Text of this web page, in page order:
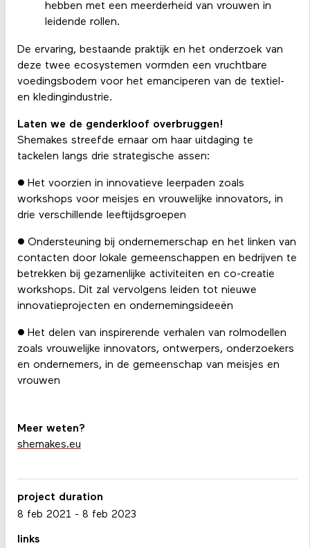
hebben met een meerderheid van vrouwen in
leidende rollen.
De ervaring, bestaande praktijk en het onderzoek van
deze twee ecosystemen vormden een vruchtbare
voedingsbodem voor het emanciperen van de textiel-
en kledingindustrie.
Laten we de genderkloof overbruggen!
Shemakes streefde ernaar om haar uitdaging te
tackelen langs drie strategische assen:
● Het voorzien in innovatieve leerpaden zoals
workshops voor meisjes en vrouwelijke innovators, in
drie verschillende leeftijdsgroepen
● Ondersteuning bij ondernemerschap en het linken van
contacten door lokale gemeenschappen en bedrijven te
betrekken bij gezamenlijke activiteiten en co-creatie
workshops. Dit zal vervolgens leiden tot nieuwe
innovatieprojecten en ondernemingsideeën
● Het delen van inspirerende verhalen van rolmodellen
zoals vrouwelijke innovators, ontwerpers, onderzoekers
en ondernemers, in de gemeenschap van meisjes en
vrouwen
Meer weten?
shemakes.eu
project duration
8 feb 2021 - 8 feb 2023
links